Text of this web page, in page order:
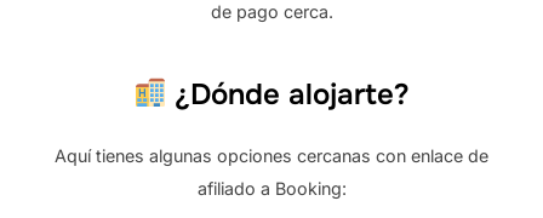
de pago cerca.
¿Dónde alojarte?
Aquí tienes algunas opciones cercanas con enlace de
afiliado a Booking: